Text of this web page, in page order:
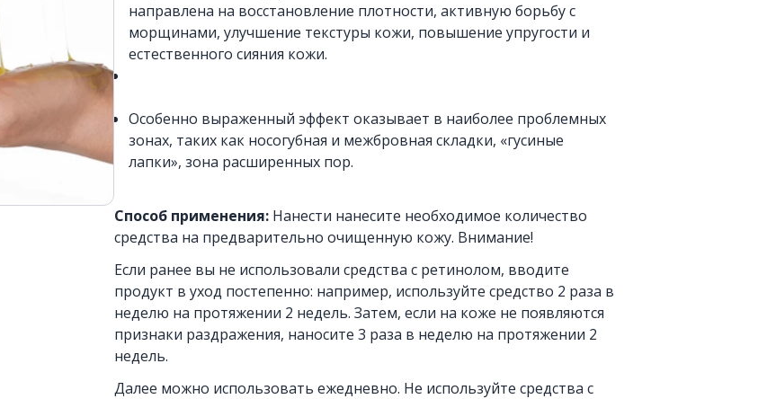
направлена на восстановление плотности, активную борьбу с
морщинами, улучшение текстуры кожи, повышение упругости и
естественного сияния кожи.
Особенно выраженный эффект оказывает в наиболее проблемных
зонах, таких как носогубная и межбровная складки, «гусиные
лапки», зона расширенных пор.
Способ применения: Нанести нанесите необходимое количество
средства на предварительно очищенную кожу. Внимание!
Если ранее вы не использовали средства с ретинолом, вводите
продукт в уход постепенно: например, используйте средство 2 раза в
неделю на протяжении 2 недель. Затем, если на коже не появляются
признаки раздражения, наносите 3 раза в неделю на протяжении 2
недель.
Далее можно использовать ежедневно. Не используйте средства с